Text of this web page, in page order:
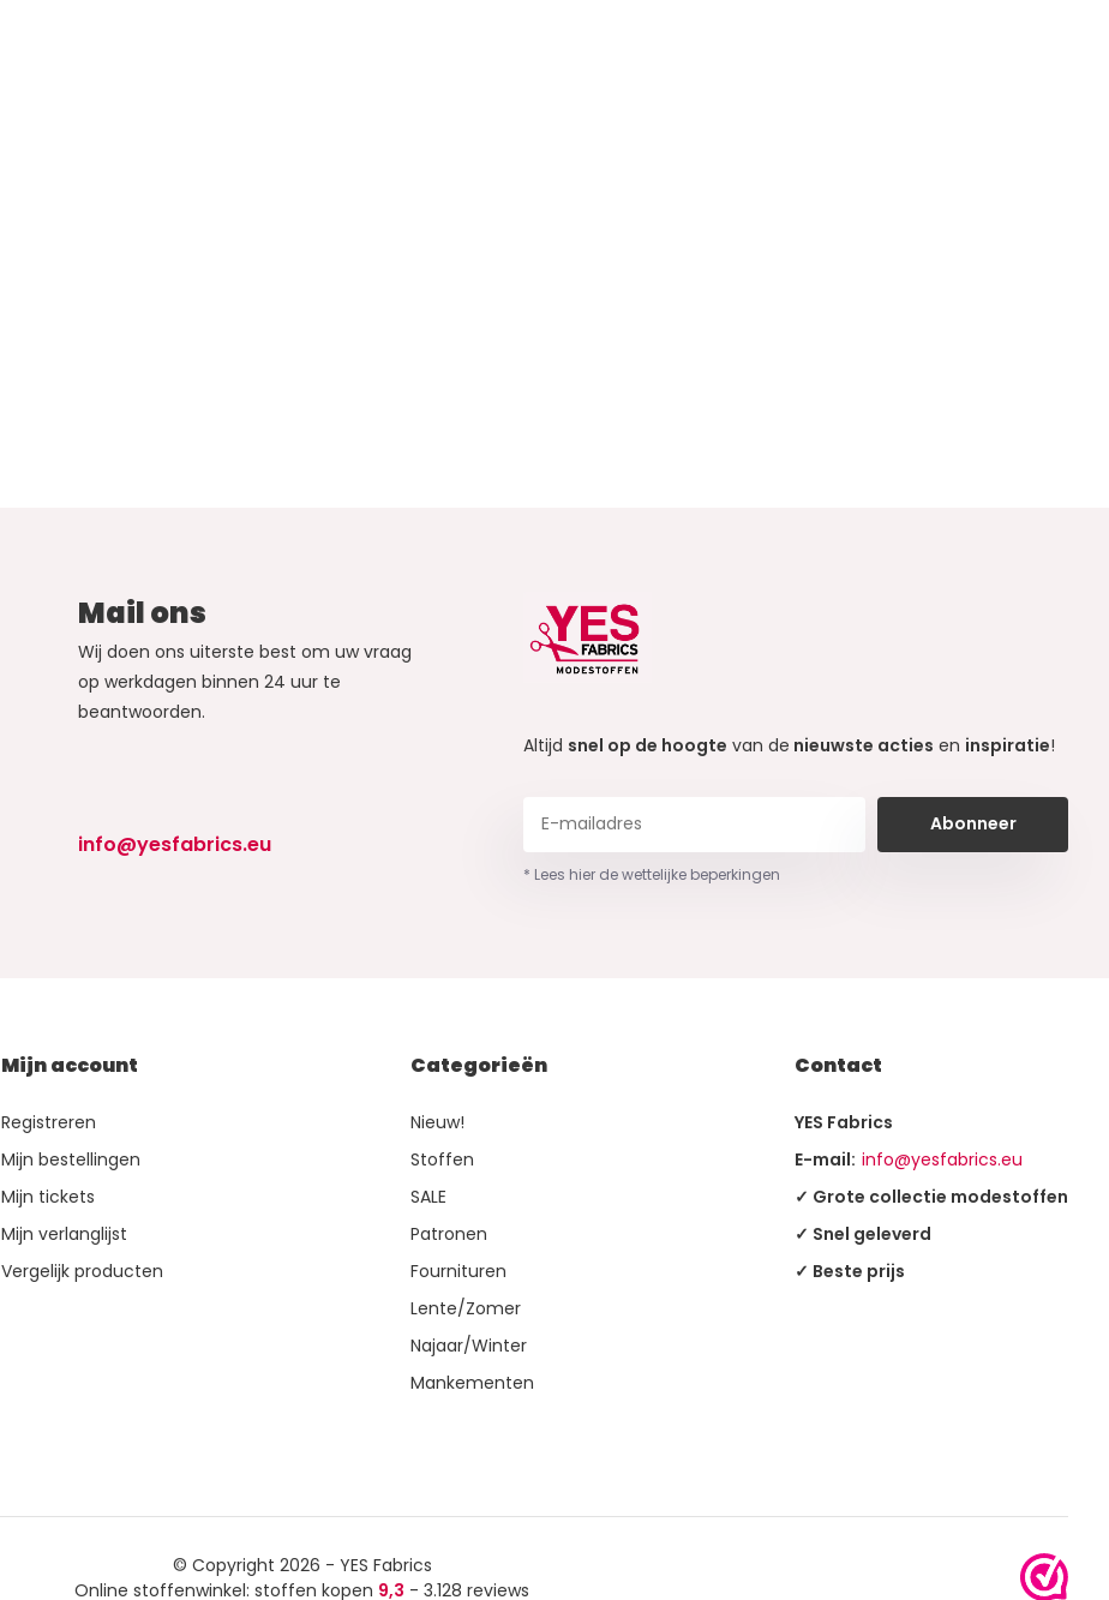
Mail ons
Wij doen ons uiterste best om uw vraag
op werkdagen binnen 24 uur te
beantwoorden.
info@yesfabrics.eu
Altijd snel op de hoogte van de nieuwste acties en inspiratie!
Abonneer
* Lees hier de wettelijke beperkingen
Mijn account
Registreren
Mijn bestellingen
Mijn tickets
Mijn verlanglijst
Vergelijk producten
Categorieën
Nieuw!
Stoffen
SALE
Patronen
Fournituren
Lente/Zomer
Najaar/Winter
Mankementen
Contact
YES Fabrics
E-mail: info@yesfabrics.eu
✓ Grote collectie modestoffen
✓ Snel geleverd
✓ Beste prijs
© Copyright 2026 - YES Fabrics
Online stoffenwinkel: stoffen kopen 9,3 - 3.128 reviews